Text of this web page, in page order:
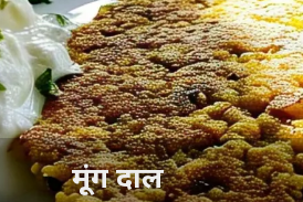
मूंग दाल